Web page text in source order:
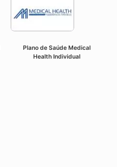
Plano de Saúde Medical
HealthIndividual